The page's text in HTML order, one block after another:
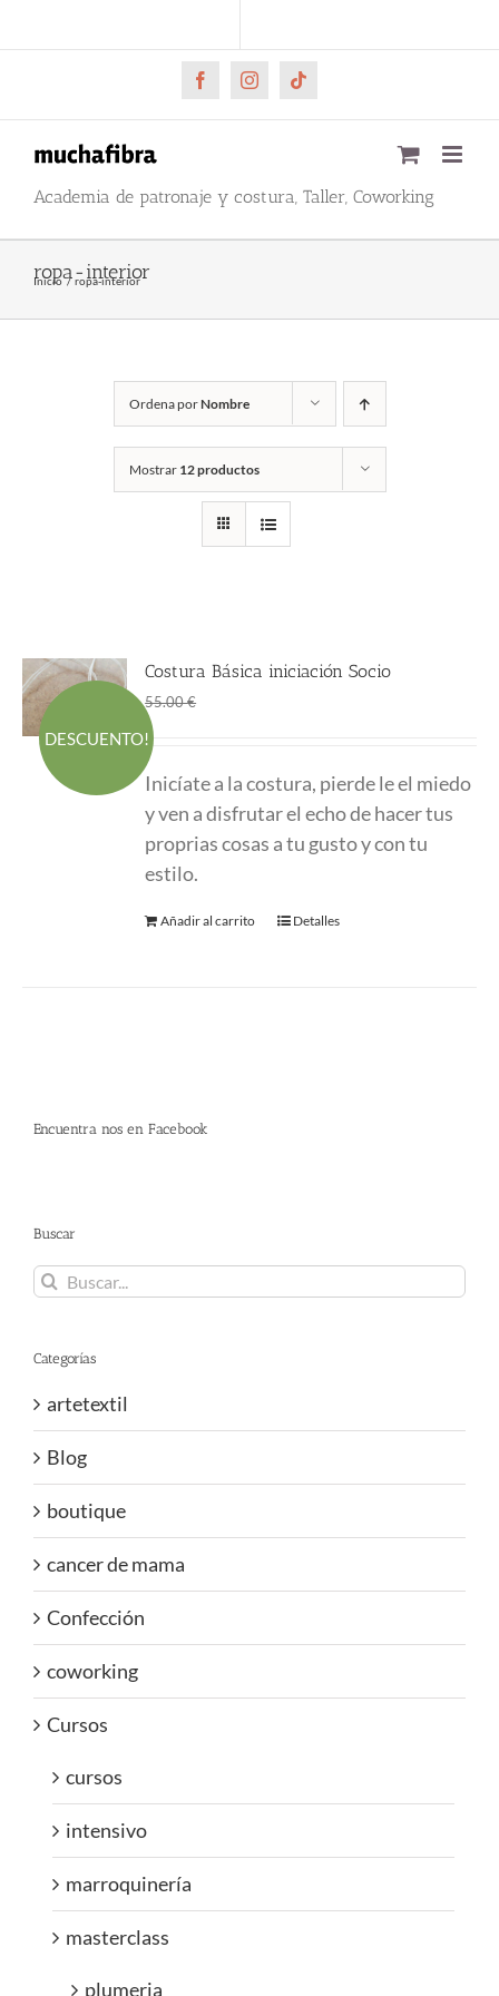
al
FacebookInstagramTiktok
Academia de patronaje y costura, Taller, Coworking
ropa-interior
Inicio ropa-interior
Ordena porNombre
Mostrar 12 productos
DESCUENTO!
Costura Básica iniciación Socio
55.00€
era:
55.00 €.
es:
45.00 €.
Inicíate a la costura, pierde le el miedo
y ven a disfrutar el echo de hacer tus
proprias cosas a tu gusto y con tu
estilo.
Añadir al carrito Detalles
Encuentra nos en Facebook
Buscar
Buscar:
Categorías
artetextil
Blog
boutique
cancer de mama
Confección
coworking
Cursos
cursos
intensivo
marroquinería
masterclass
plumeria